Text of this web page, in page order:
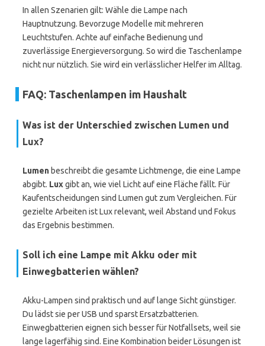
In allen Szenarien gilt: Wähle die Lampe nach
Hauptnutzung. Bevorzuge Modelle mit mehreren
Leuchtstufen. Achte auf einfache Bedienung und
zuverlässige Energieversorgung. So wird die Taschenlampe
nicht nur nützlich. Sie wird ein verlässlicher Helfer im Alltag.
FAQ: Taschenlampen im Haushalt
Was ist der Unterschied zwischen Lumen und
Lux?
Lumen beschreibt die gesamte Lichtmenge, die eine Lampe
abgibt. Luxgibt an, wie viel Licht auf eine Fläche fällt. Für
Kaufentscheidungen sind Lumen gut zum Vergleichen. Für
gezielte Arbeiten ist Lux relevant, weil Abstand und Fokus
das Ergebnis bestimmen.
Soll ich eine Lampe mit Akku oder mit
Einwegbatterien wählen?
Akku-Lampen sind praktisch und auf lange Sicht günstiger.
Du lädst sie per USB und sparst Ersatzbatterien.
Einwegbatterien eignen sich besser für Notfallsets, weil sie
lange lagerfähig sind. Eine Kombination beider Lösungen ist